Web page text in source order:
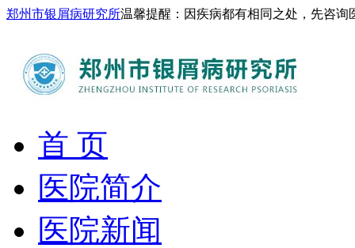
郑州市银屑病研究所温馨提醒：因疾病都有相同之处，先咨
首 页
医院简介
医院新闻